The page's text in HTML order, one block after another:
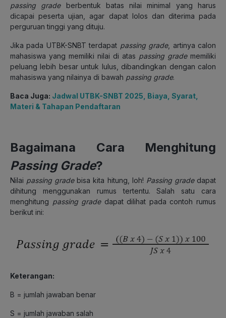
passing gradeberbentuk batas nilai minimal yang harus
dicapai peserta ujian, agar dapat lolos dan diterima pada
perguruan tinggi yang dituju.
Jika pada UTBK-SNBT terdapat passing grade, artinya calon
mahasiswa yang memiliki nilai di atas passing grade memiliki
peluang lebih besar untuk lulus, dibandingkan dengan calon
mahasiswa yang nilainya di bawah passing grade.
Baca Juga: Jadwal UTBK-SNBT 2025, Biaya, Syarat,
Materi & Tahapan Pendaftaran
Bagaimana Cara Menghitung
Passing Grade?
Nilai passing gradebisa kita hitung, loh! Passinggradedapat
dihitung menggunakan rumus tertentu. Salah satu cara
menghitung passing grade dapat dilihat pada contoh rumus
berikut ini:
Keterangan:
B = jumlah jawaban benar
S = jumlah jawaban salah